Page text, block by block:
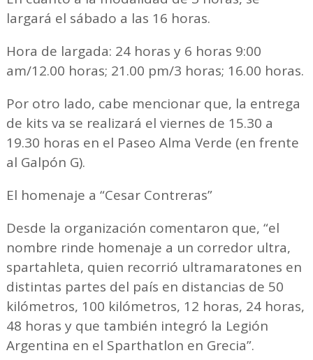
largará el sábado a las 16 horas.
Hora de largada: 24 horas y 6 horas 9:00
am/12.00 horas; 21.00 pm/3 horas; 16.00 horas.
Por otro lado, cabe mencionar que, la entrega
de kits va se realizará el viernes de 15.30 a
19.30 horas en el Paseo Alma Verde (en frente
al Galpón G).
El homenaje a “Cesar Contreras”
Desde la organización comentaron que, “el
nombre rinde homenaje a un corredor ultra,
spartahleta, quien recorrió ultramaratones en
distintas partes del país en distancias de 50
kilómetros, 100 kilómetros, 12 horas, 24 horas,
48 horas y que también integró la Legión
Argentina en el Sparthatlon en Grecia”.